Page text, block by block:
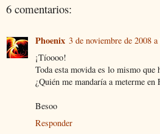
6 comentarios:
Phoenix 3 de noviembre de 2008
¡Tíoooo!
Toda esta movida es lo mismo
¿Quién me mandaría a meterme en
Besoo
Responder